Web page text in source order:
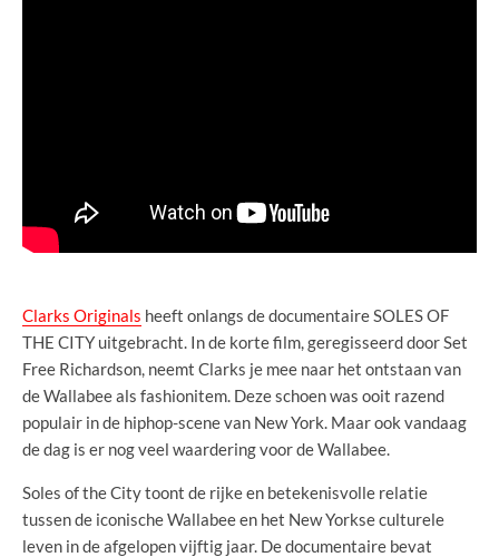
Clarks Originals heeft onlangs de documentaire SOLES OF
THE CITY uitgebracht. In de korte film, geregisseerd door Set
Free Richardson, neemt Clarks je mee naar het ontstaan van
de Wallabee als fashionitem. Deze schoen was ooit razend
populair in de hiphop-scene van New York. Maar ook vandaag
de dag is er nog veel waardering voor de Wallabee.
Soles of the City toont de rijke en betekenisvolle relatie
tussen de iconische Wallabee en het New Yorkse culturele
leven in de afgelopen vijftig jaar. De documentaire bevat